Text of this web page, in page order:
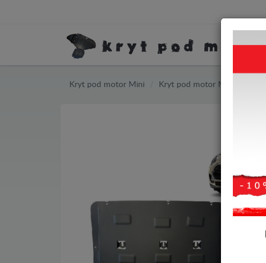
Kryt pod motor Mini Kryt pod motor Mini Clubman